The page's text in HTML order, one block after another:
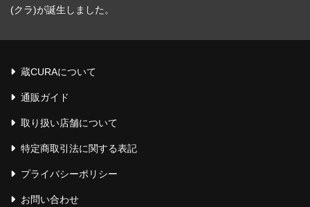
(クラ)が誕生しました。
蔵CURAについて
通販ガイド
取り扱い店舗について
特定商取引法に関する表記
プライバシーポリシー
お問い合わせ